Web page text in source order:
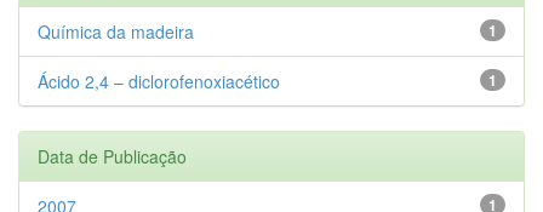
1
Química da madeira
1
Ácido 2,4 – diclorofenoxiacético
Data de Publicação
1
2007